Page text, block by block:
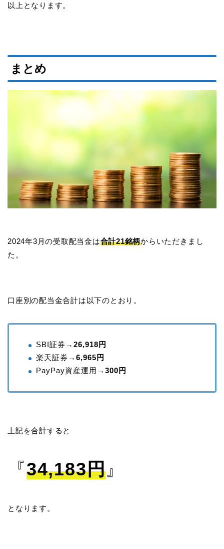
以上となります。
まとめ
2024年3月の受取配当金は合計21銘柄からいただきまし
た。
口座別の配当金合計は以下のとおり。
SBI証券→ 26,918円
楽天証券→ 6,965円
PayPay資産運用→ 300円
上記を合計すると
『34,183円』
となります。